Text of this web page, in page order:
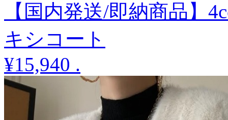
【国内発送/即納商品】
キシコート
¥15,940 .